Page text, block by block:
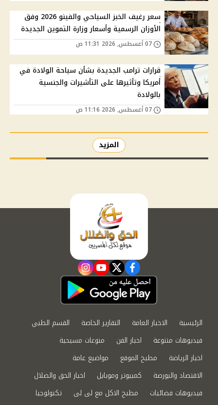
سعر رغيف الخبز السياحي والفينو 2026 وفق
الأوزان الرسمية وأسعار وزارة التموين الجديدة
قرارات ترامب الجديدة بشأن سياحة الولادة في
أمريكا وتأثيرها على التأشيرات والجنسية
بالولادة
المزيد
facebook
twitter
youtube
instagram
الرئيسية الاخبار العامة التقارير الخاصة
القسم الطبي
فيديوهات متنوعة
اخبار الفن
منوعات مسيحية
اخبار الرياضة
مطبخ الموقع
مواضيع عامة
الاقتصاد والبورصة
كمبيوتر وموبايل
اخبار الحق والضلال
فيديوهات فضائيات
مطبخ الاكل مع لى لى
تكنولوجيا